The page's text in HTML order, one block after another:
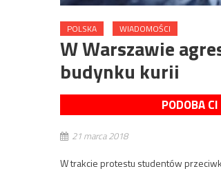
POLSKA WIADOMOŚCI
W Warszawie
budynku kurii
PODOBA
21 marca 2018
W trakcie protestu studentów